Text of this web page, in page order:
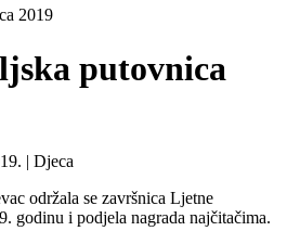
putovnica
| Djeca
održala se završnica Ljetne
godinu i podjela nagrada najčitačima.